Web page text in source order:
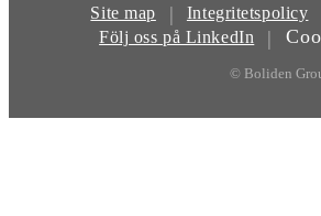
Site map | Integritetspolicy
Följ oss på LinkedIn |
© Boliden